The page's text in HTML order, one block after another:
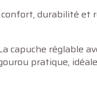
durabilité et
capuche réglable
pratique,